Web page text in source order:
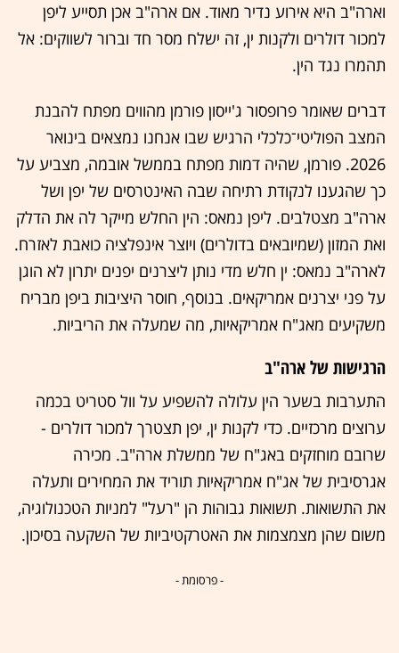
וארה"ב היא אירוע נדיר מאוד. אם ארה"ב אכן תסייע ליפן
למכור דולרים ולקנות ין, זה ישלח מסר חד וברור לשווקים: אל
תהמרו נגד הין.
דברים שאומר פרופסור ג'ייסון פורמן מהווים מפתח להבנת
המצב הפוליטי־כלכלי הרגיש שבו אנחנו נמצאים בינואר
2026. פורמן, שהיה דמות מפתח בממשל אובמה, מצביע על
כך שהגענו לנקודת רתיחה שבה האינטרסים של יפן ושל
ארה"ב מצטלבים. ליפן נמאס: הין החלש מייקר לה את הדלק
ואת המזון (שמיובאים בדולרים) ויוצר אינפלציה כואבת לאזרח.
לארה"ב נמאס: ין חלש מדי נותן ליצרנים יפנים יתרון לא הוגן
על פני יצרנים אמריקאים. בנוסף, חוסר היציבות ביפן מבריח
משקיעים מאג"ח אמריקאיות, מה שמעלה את הריביות.
הרגישות של ארה"ב
התערבות בשער הין עלולה להשפיע על וול סטריט בכמה
ערוצים מרכזיים. כדי לקנות ין, יפן תצטרך למכור דולרים -
שרובם מוחזקים באג"ח של ממשלת ארה"ב. מכירה
אגרסיבית של אג"ח אמריקאיות תוריד את המחירים ותעלה
את התשואות. תשואות גבוהות הן "רעל" למניות הטכנולוגיה,
משום שהן מצמצמות את האטרקטיביות של השקעה בסיכון.
- פרסומת -